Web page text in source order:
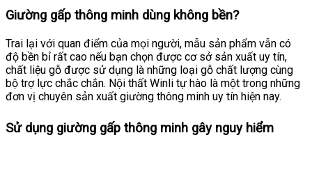
Giường gấp thông minh dùng không bền?
Trai lại với quan điểm của mọi người, mẫu sản phẩm vẫn có
độ bền bỉ rất cao nếu bạn chọn được cơ sở sản xuất uy tín,
chất liệu gỗ được sử dụng là những loại gỗ chất lượng cùng
bộ trợ lực chắc chắn. Nội thất Winli tự hào là một trong những
đơn vị chuyên sản xuất giường thông minh uy tín hiện nay.
Sử dụng giường gấp thông minh gây nguy hiểm